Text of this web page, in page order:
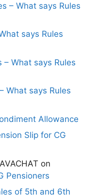
– What says Rules
says Rules
– What says Rules
What says Rules
Allowance
Slip for CG
on
Pensioners
of 5th and 6th